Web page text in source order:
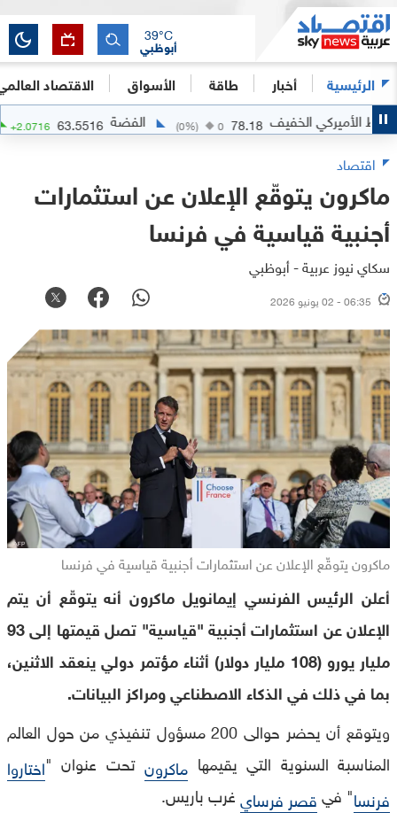
الرئيسية أخبار طاقة الأسواق الاقتصاد
أبوظبي
39°C
الخفيف 78.18
0
(0 %) الفضة 63.5516
+2.0716
3.37%)
اقتصاد
ماكرون يتوقّع الإعلان عن استثمارات
أجنبية قياسية في فرنسا
سكاي نيوز عربية - أبوظبي
06:35 - 02 يونيو 2026
ماكرون يتوقّع الإعلان عن استثمارات أجنبية قياسية في فرنسا
أعلن الرئيس الفرنسي إيمانويل ماكرون أنه يتوقّع أن يتم
الإعلان عن استثمارات أجنبية "قياسية" تصل قيمتها إلى 93
مليار يورو (108 مليار دولار) أثناء مؤتمر دولي ينعقد الاثنين،
بما في ذلك في الذكاء الاصطناعي ومراكز البيانات.
ويتوقع أن يحضر حوالى 200 مسؤول تنفيذي من حول العالم
المناسبة السنوية التي يقيمها ماكرون تحت عنوان "اختاروا
فرنسا" فيقصر فرسايغرب باريس.